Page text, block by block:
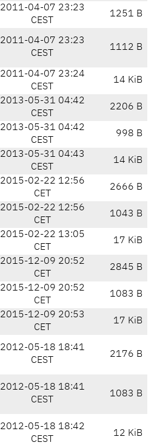
2011-04-07 23:23
CEST
1251 B
2011-04-07 23:23
CEST
1112 B
2011-04-07 23:24
CEST
14 KiB
2013-05-31 04:42
CEST
2206 B
2013-05-31 04:42
CEST
998 B
2013-05-31 04:43
CEST
14 KiB
2015-02-22 12:56
CET
2666 B
2015-02-22 12:56
CET
1043 B
2015-02-22 13:05
CET
17 KiB
2015-12-09 20:52
CET
2845 B
2015-12-09 20:52
CET
1083 B
2015-12-09 20:53
CET
17 KiB
2012-05-18 18:41
CEST
2176 B
2012-05-18 18:41
CEST
1083 B
2012-05-18 18:42
CEST
12 KiB